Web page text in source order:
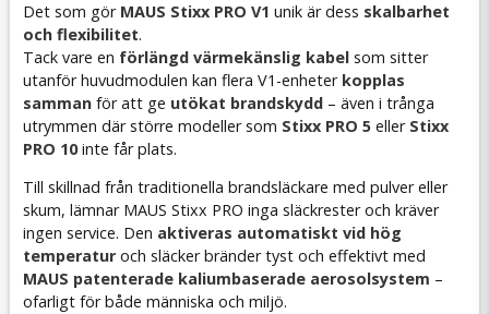
Det som gör MAUS Stixx PRO V1 unik är dess skalbarhet
och flexibilitet.
Tack vare en förlängd värmekänslig kabel som sitter
utanför huvudmodulen kan flera V1-enheter kopplas
samman för att ge utökat brandskydd – även i trånga
utrymmen där större modeller som Stixx PRO 5 eller Stixx
PRO 10inte får plats.
Till skillnad från traditionella brandsläckare med pulver eller
skum, lämnar MAUS Stixx PRO inga släckrester och kräver
ingen service. Den aktiveras automatiskt vid hög
temperatur och släcker bränder tyst och effektivt med
MAUS patenterade kaliumbaserade aerosolsystem –
ofarligt för både människa och miljö.